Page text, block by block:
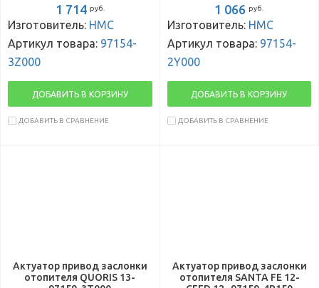
1 714 руб.
Изготовитель: HMC
Артикул товара: 97154-
3Z000
ДОБАВИТЬ В КОРЗИНУ
ДОБАВИТЬ В СРАВНЕНИЕ
1 066 руб.
Изготовитель: HMC
Артикул товара: 97154-
2Y000
ДОБАВИТЬ В КОРЗИНУ
ДОБАВИТЬ В СРАВНЕНИЕ
Актуатор привод заслонки
отопителя QUORIS 13-
Актуатор привод заслонки
отопителя SANTA FE 12-